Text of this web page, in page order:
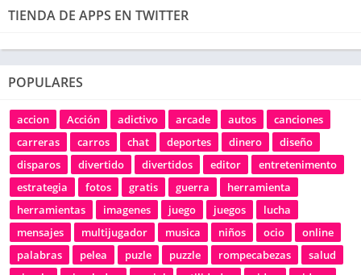
TIENDA DE APPS EN TWITTER
POPULARES
accion Acción adictivo arcade autos
canciones
carreras
carros chat deportes dinero
diseño
disparos
divertido divertidos editor
entretenimento
estrategia
fotos gratis guerra
herramienta
herramientas
imagenes juego juegos
lucha
mensajes
multijugador musica niños ocio
online
palabras
pelea puzle puzzle rompecabezas
salud